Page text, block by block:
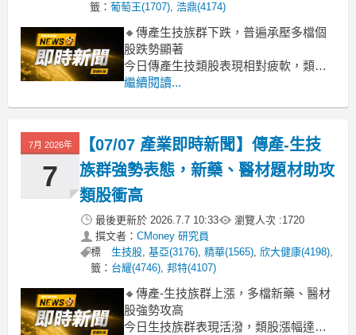
籤：葡萄王(1707),浩鼎(4174)
🔸傳產生技族群下跌，普遍承壓多檔個
股跌勢顯著
今日傳產生技類股表現相對疲軟，類股
指數下挫2.17%，整體氛圍偏空。盤面
類股表現。這波修正主要反映市場資金
的獲利了結壓力，部分先前漲多的個股
面臨出場賣壓，加上近期缺乏強勁的產
繼續閱讀...
7月 2026年
7
【07/07 產業即時新聞】傳產-生技
族群強勢表態，新藥、醫材題材助攻
類股衝高
最後更新於 2026.7.7 10:33 瀏覽人次 :1720
撰文者： CMoney 研究員
標
籤：
生技股,基亞(3176),精華(1565),欣大健康(4198),
台耀(4746),邦特(4107)
🔸傳產-生技族群上漲，多檔新藥、醫材
股強勢攻高
今日生技族群表現活潑，類股漲幅達